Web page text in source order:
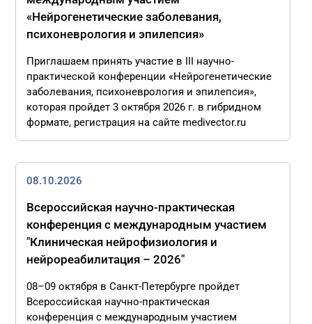
«Нейрогенетические заболевания,
психоневрология и эпилепсия»
Приглашаем принять участие в III научно-
практической конференции «Нейрогенетические
заболевания, психоневрология и эпилепсия»,
которая пройдет 3 октября 2026 г. в гибридном
формате, регистрация на сайте medivector.ru
08.10.2026
Всероссийская научно-практическая
конференция с международным участием
"Клиническая нейрофизиология и
нейрореабилитация – 2026"
08–09 октября в Санкт-Петербурге пройдет
Всероссийская научно-практическая
конференция с международным участием